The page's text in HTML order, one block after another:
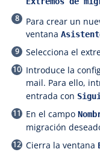
Para crear un
ventana
Selecciona el
Introduce la
mail. Para ello,
entrada con
En el campo
migración
Cierra la ventana